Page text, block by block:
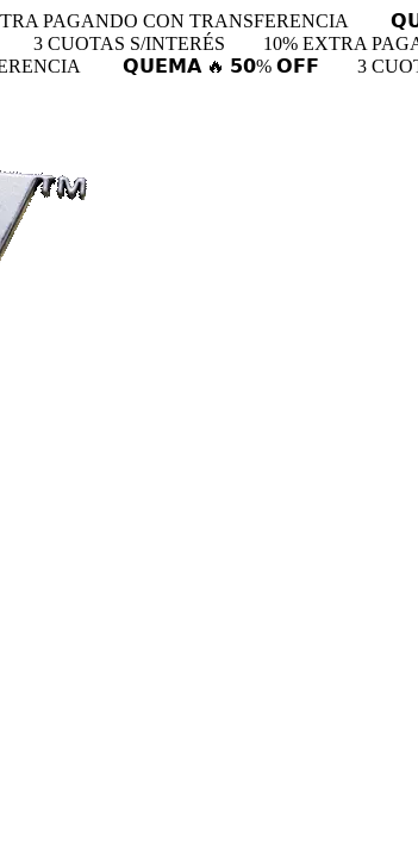
PAGANDO CON TRANSFERENCIA
3 CUOTAS S/INTERÉS 10% EXTRA
𝗤𝗨𝗘𝗠𝗔 🔥 𝟱𝟬% 𝗢𝗙𝗙 3